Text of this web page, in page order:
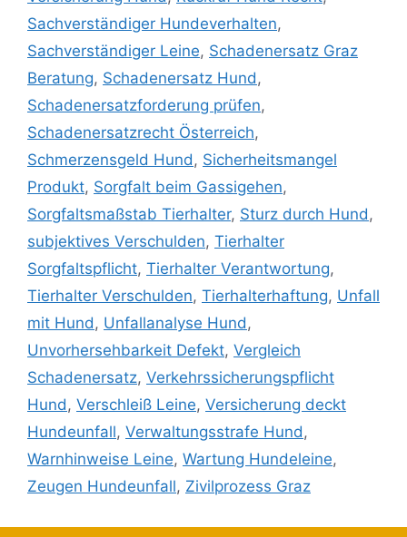
Sachverständiger Hundeverhalten,
Sachverständiger Leine, Schadenersatz Graz
Beratung, Schadenersatz Hund,
Schadenersatzforderung prüfen,
Schadenersatzrecht Österreich,
Schmerzensgeld Hund, Sicherheitsmangel
Produkt, Sorgfalt beim Gassigehen,
Sorgfaltsmaßstab Tierhalter, Sturz durch Hund,
subjektives Verschulden, Tierhalter
Sorgfaltspflicht, Tierhalter Verantwortung,
Tierhalter Verschulden, Tierhalterhaftung, Unfall
mit Hund, Unfallanalyse Hund,
Unvorhersehbarkeit Defekt, Vergleich
Schadenersatz, Verkehrssicherungspflicht
Hund, Verschleiß Leine, Versicherung deckt
Hundeunfall, Verwaltungsstrafe Hund,
Warnhinweise Leine, Wartung Hundeleine,
Zeugen Hundeunfall, Zivilprozess Graz